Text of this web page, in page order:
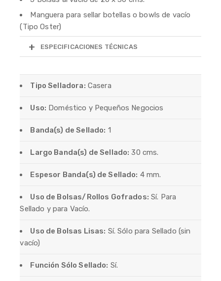
Manguera para sellar botellas o bowls de vacío
(Tipo Oster)
ESPECIFICACIONES TÉCNICAS
Tipo Selladora: Casera
Uso: Doméstico y Pequeños Negocios
Banda(s) de Sellado: 1
Largo Banda(s) de Sellado: 30 cms.
Espesor Banda(s) de Sellado: 4 mm.
Uso de Bolsas/Rollos Gofrados: Sí. Para
Sellado y para Vacío.
Uso de Bolsas Lisas: Sí. Sólo para Sellado (sin
vacío)
Función Sólo Sellado: Sí.